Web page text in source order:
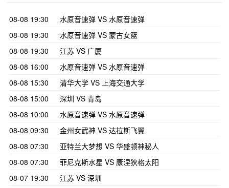
08-08 19:30
水原音速弹 VS 水原音速弹
08-08 19:30
水原音速弹 VS 蒙古女篮
08-08 19:30
江苏 VS 广厦
08-08 16:00
水原音速弹 VS 水原音速弹
08-08 15:30
清华大学 VS 上海交通大学
08-08 15:00
深圳 VS 青岛
08-08 10:00
水原音速弹 VS 水原音速弹
08-08 09:30
金州女武神 VS 达拉斯飞翼
08-08 07:30
亚特兰大梦想 VS 华盛顿神秘人
08-08 07:30
菲尼克斯水星 VS 康涅狄格太阳
08-07 19:30
江苏 VS 深圳